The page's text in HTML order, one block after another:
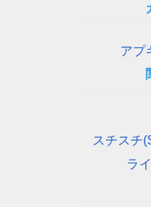
アプ
スチスチ
ラ